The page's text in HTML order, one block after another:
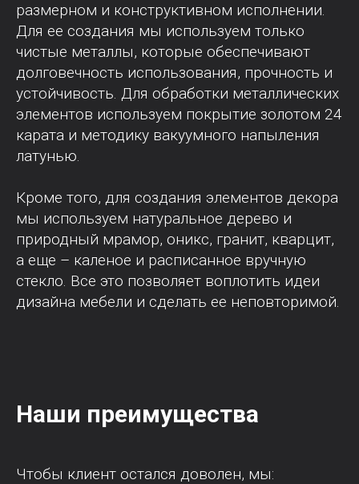
размерном и конструктивном исполнении.
Для ее создания мы используем только
чистые металлы, которые обеспечивают
долговечность использования, прочность и
устойчивость. Для обработки металлических
элементов используем покрытие золотом 24
карата и методику вакуумного напыления
латунью.
Кроме того, для создания элементов декора
мы используем натуральное дерево и
природный мрамор, оникс, гранит, кварцит,
а еще – каленое и расписанное вручную
стекло. Все это позволяет воплотить идеи
дизайна мебели и сделать ее неповторимой.
Наши преимущества
Чтобы клиент остался доволен, мы: